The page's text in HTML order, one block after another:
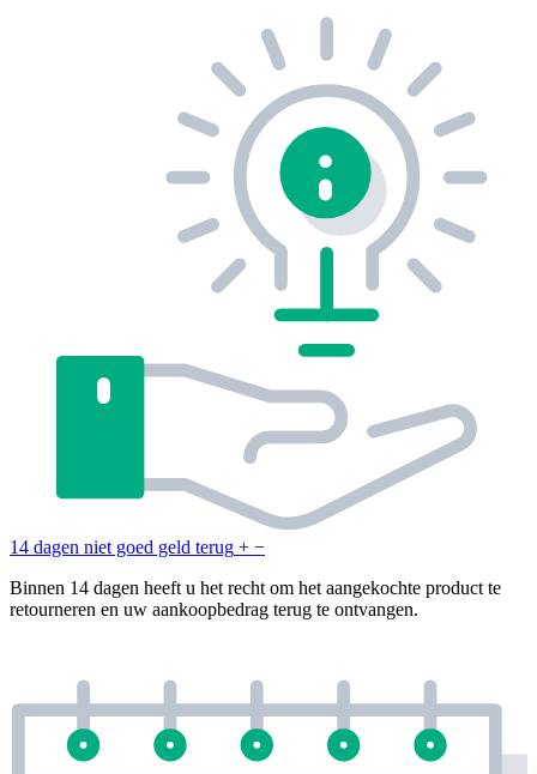
14 dagen niet goed geld terug + −
Binnen 14 dagen heeft u het recht om het aangekochte product te
retourneren en uw aankoopbedrag terug te ontvangen.